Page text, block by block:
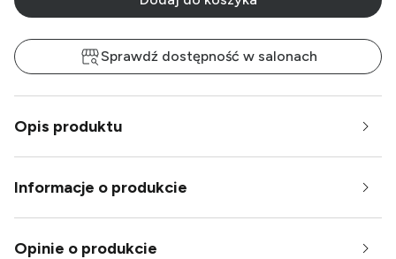
Sprawdź dostępność w salonach
Opis produktu
Informacje o produkcie
Opinie o produkcie